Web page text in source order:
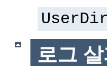
로그